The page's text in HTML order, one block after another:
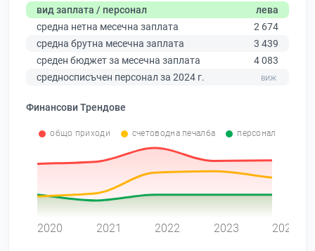
вид заплата / персонал
лева
средна нетна месечна заплата
2 674
средна брутна месечна заплата
3 439
среден бюджет за месечна заплата
4 083
средносписъчен персонал за 2024 г.
Финансови Трендове
общо приходи счетоводна печалба персонал
2020 2021 2022 2023 2024